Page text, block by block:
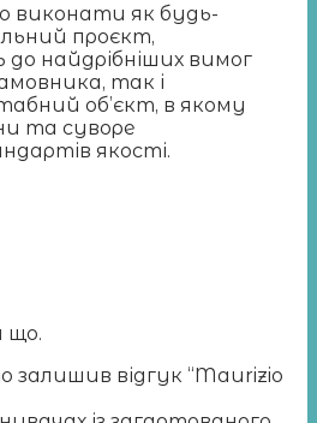
виконати як будь-
проєкт,
найдрібніших вимог
так і
об’єкт, в якому
та суворе
якості.
що.
відгук “Maurizio